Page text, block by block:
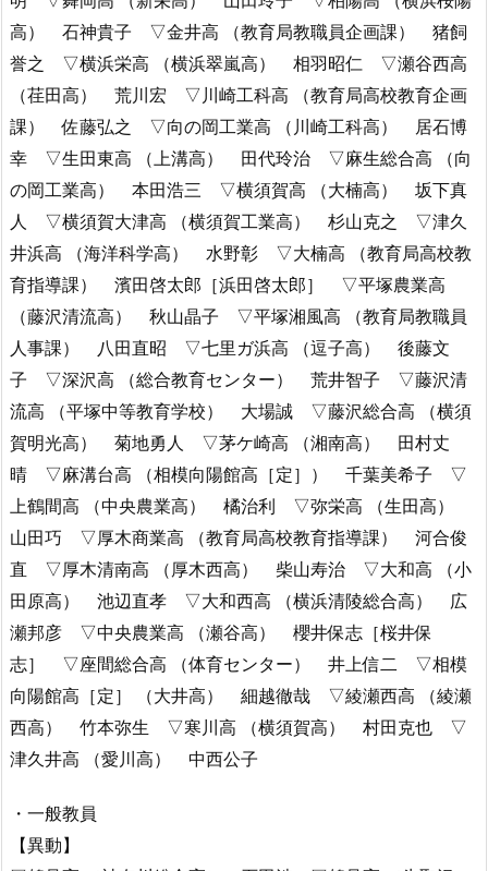
高） 石神貴子 ▽金井高 （教育局教職員企画課） 猪飼
誉之 ▽横浜栄高 （横浜翠嵐高） 相羽昭仁 ▽瀬谷西高
（荏田高） 荒川宏 ▽川崎工科高 （教育局高校教育企画
課） 佐藤弘之 ▽向の岡工業高 （川崎工科高） 居石博
幸 ▽生田東高 （上溝高） 田代玲治 ▽麻生総合高 （向
の岡工業高） 本田浩三 ▽横須賀高 （大楠高） 坂下真
人 ▽横須賀大津高 （横須賀工業高） 杉山克之 ▽津久
井浜高 （海洋科学高） 水野彰 ▽大楠高 （教育局高校教
育指導課） 濱田啓太郎［浜田啓太郎］ ▽平塚農業高
（藤沢清流高） 秋山晶子 ▽平塚湘風高 （教育局教職員
人事課） 八田直昭 ▽七里ガ浜高 （逗子高） 後藤文
子 ▽深沢高 （総合教育センター） 荒井智子 ▽藤沢清
流高 （平塚中等教育学校） 大場誠 ▽藤沢総合高 （横須
賀明光高） 菊地勇人 ▽茅ケ崎高 （湘南高） 田村丈
晴 ▽麻溝台高 （相模向陽館高［定］） 千葉美希子 ▽
上鶴間高 （中央農業高） 橘治利 ▽弥栄高 （生田高）
山田巧 ▽厚木商業高 （教育局高校教育指導課） 河合俊
直 ▽厚木清南高 （厚木西高） 柴山寿治 ▽大和高 （小
田原高） 池辺直孝 ▽大和西高 （横浜清陵総合高） 広
瀬邦彦 ▽中央農業高 （瀬谷高） 櫻井保志［桜井保
志］ ▽座間総合高 （体育センター） 井上信二 ▽相模
向陽館高［定］ （大井高） 細越徹哉 ▽綾瀬西高 （綾瀬
西高） 竹本弥生 ▽寒川高 （横須賀高） 村田克也 ▽
津久井高 （愛川高） 中西公子
・一般教員
【異動】